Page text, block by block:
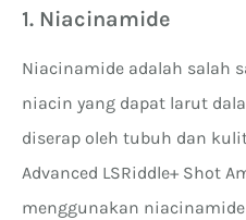
1. Niacinamide
Niacinamide adalah salah
niacin yang dapat larut
diserap oleh tubuh dan
Advanced LSRiddle+ Shot
menggunakan